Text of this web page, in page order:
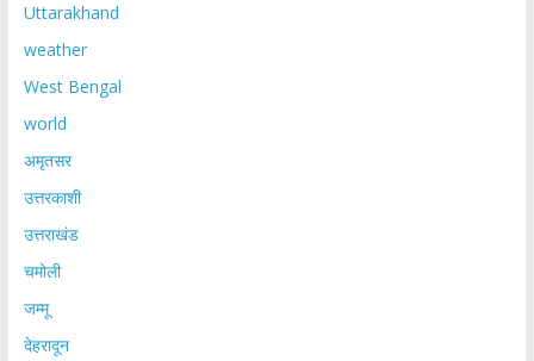
Uttarakhand
weather
West Bengal
world
अमृतसर
उत्तरकाशी
उत्तराखंड
चमोली
जम्मू
देहरादून